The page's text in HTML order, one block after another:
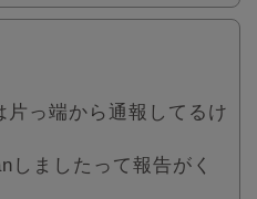
っ端から通報してるけ
しましたって報告がく